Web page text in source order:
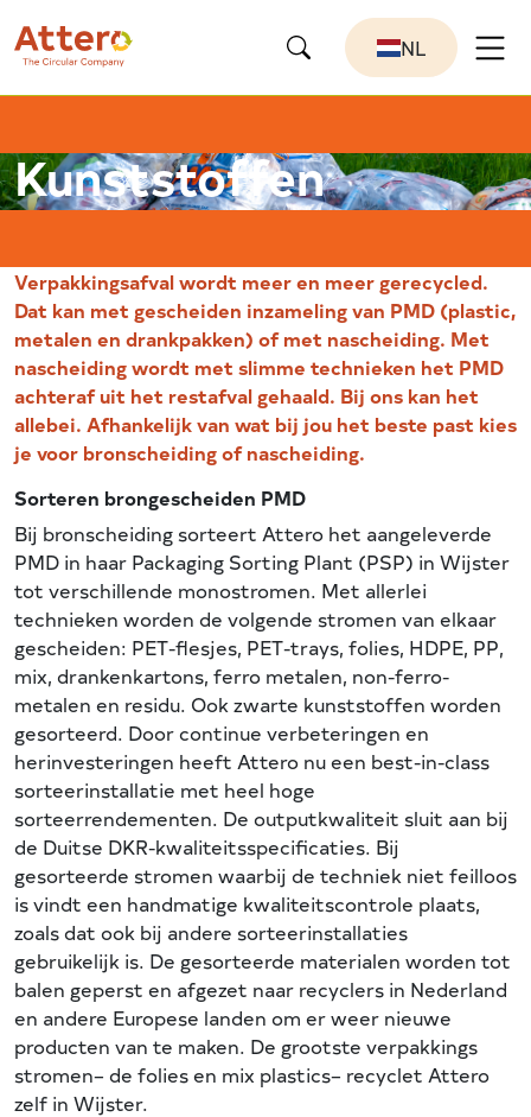
NL
Kunststoffen
Verpakkingsafval wordt meer en meer gerecycled.
Dat kan met gescheiden inzameling van PMD (plastic,
metalen en drankpakken) of met nascheiding. Met
nascheiding wordt met slimme technieken het PMD
achteraf uit het restafval gehaald. Bij ons kan het
allebei. Afhankelijk van wat bij jou het beste past kies
je voor bronscheiding of nascheiding.
Sorteren brongescheiden PMD
Bij bronscheiding sorteert Attero het aangeleverde
PMD in haar Packaging Sorting Plant (PSP) in Wijster
tot verschillende monostromen. Met allerlei
technieken worden de volgende stromen van elkaar
gescheiden: PET-flesjes, PET-trays, folies, HDPE, PP,
mix, drankenkartons, ferro metalen, non-ferro-
metalen en residu. Ook zwarte kunststoffen worden
gesorteerd. Door continue verbeteringen en
herinvesteringen heeft Attero nu een best-in-class
sorteerinstallatie met heel hoge
sorteerrendementen. De outputkwaliteit sluit aan bij
de Duitse DKR-kwaliteitsspecificaties. Bij
gesorteerde stromen waarbij de techniek niet feilloos
is vindt een handmatige kwaliteitscontrole plaats,
zoals dat ook bij andere sorteerinstallaties
gebruikelijk is. De gesorteerde materialen worden tot
balen geperst en afgezet naar recyclers in Nederland
en andere Europese landen om er weer nieuwe
producten van te maken. De grootste verpakkings
stromen– de folies en mix plastics– recyclet Attero
zelf in Wijster.